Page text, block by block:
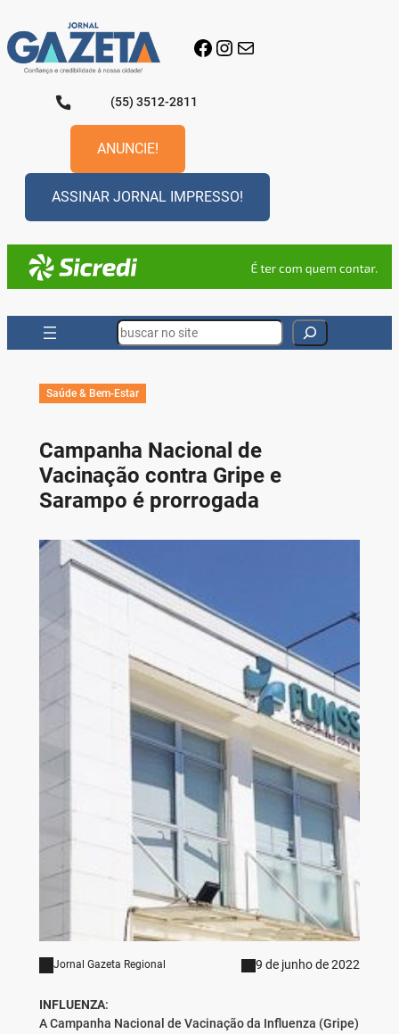
para
o
conteúdo
Facebook
Instagram
E-mail
(55) 3512-2811
ANUNCIE!
ASSINAR JORNAL IMPRESSO!
Search
Saúde & Bem-Estar
Campanha Nacional de
Vacinação contra Gripe e
Sarampo é prorrogada
Jornal Gazeta Regional 9 de junho de 2022
INFLUENZA:
A Campanha Nacional de Vacinação da Influenza (Gripe)